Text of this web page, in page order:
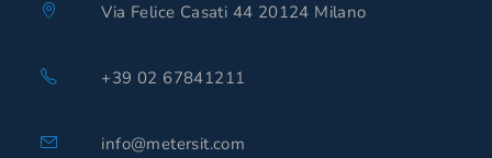
Via Felice Casati 44 20124 Milano
+39 02 67841211
info@metersit.com